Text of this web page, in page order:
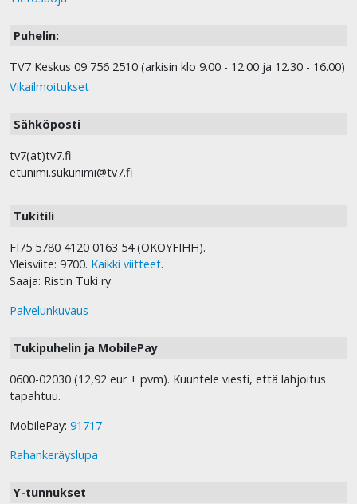
Puhelin:
TV7 Keskus 09 756 2510 (arkisin klo 9.00 - 12.00 ja 12.30 - 16.00)
Vikailmoitukset
Sähköposti
tv7(at)tv7.fi
etunimi.sukunimi@tv7.fi
Tukitili
FI75 5780 4120 0163 54 (OKOYFIHH).
Yleisviite: 9700. Kaikki viitteet.
Saaja: Ristin Tuki ry
Palvelunkuvaus
Tukipuhelin ja MobilePay
0600-02030 (12,92 eur + pvm). Kuuntele viesti, että lahjoitus
tapahtuu.
MobilePay: 91717
Rahankeräyslupa
Y-tunnukset